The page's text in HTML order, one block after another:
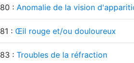
80 : Anomalie de la vision
81 : Œil rouge et/ou douloureux
83 : Troubles de la réfraction